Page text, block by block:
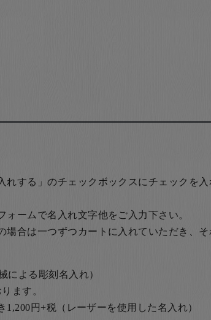
れする」のチェックボックスにチェックを
ームで名入れ文字他をご入力下さい。
場合は一つずつカートに入れていただき、
による彫刻名入れ）
ます。
1,200円+税
（レーザーを使用した名入れ）